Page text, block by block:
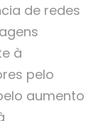
de redes
à
pelo
aumento